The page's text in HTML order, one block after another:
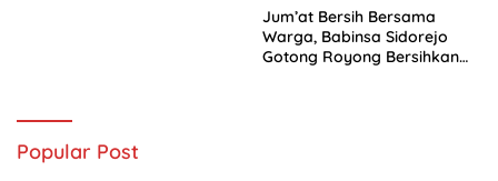
Jum’at Bersih Bersama
Warga, Babinsa Sidorejo
Gotong Royong Bersihkan
Popular Post